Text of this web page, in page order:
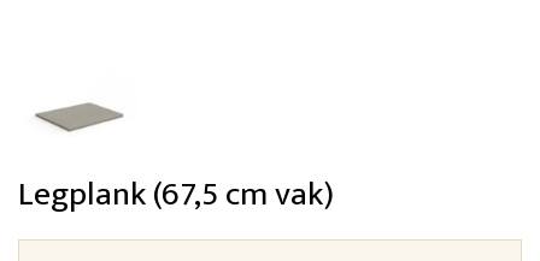
Legplank (67,5 cm vak)